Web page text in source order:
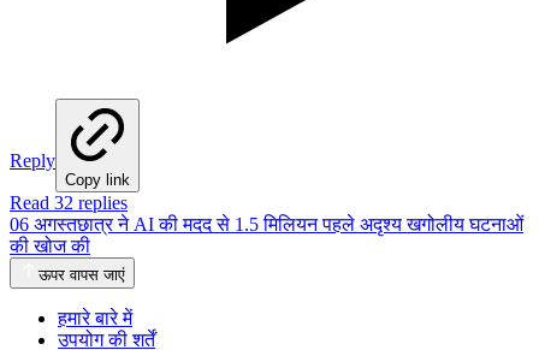
Reply
Copy link
Read 32 replies
06 अगस्तछात्र ने AI की मदद से 1.5 मिलियन पहले अदृश्य खगोलीय घटनाओं
की खोज की
ऊपर वापस जाएं
हमारे बारे में
उपयोग की शर्तें